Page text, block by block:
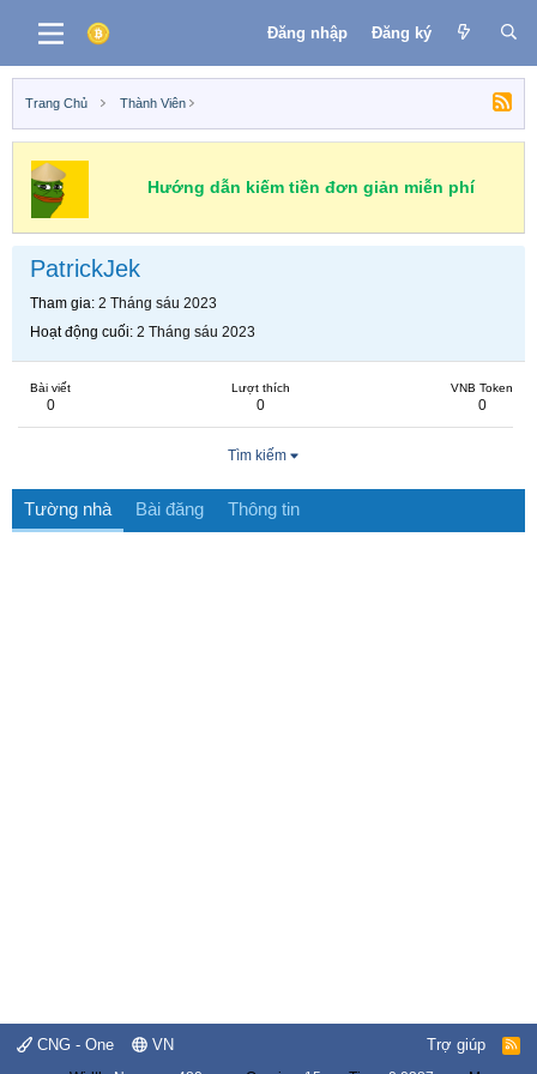
Đăng nhập Đăng ký
Trang Chủ Thành Viên
Hướng dẫn kiếm tiền đơn giản miễn phí
PatrickJek
Tham gia 2 Tháng sáu 2023
Hoạt động cuối 2 Tháng sáu 2023
Bài viết
0
Lượt thích
0
VNB Token
0
Tìm kiếm
Tường nhà Bài đăng Thông tin
CNG - One VN Trợ giúp
R